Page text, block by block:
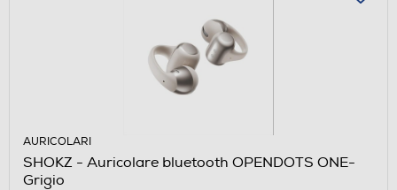
AURICOLARI
SHOKZ - Auricolare bluetooth OPENDOTS ONE-
Grigio